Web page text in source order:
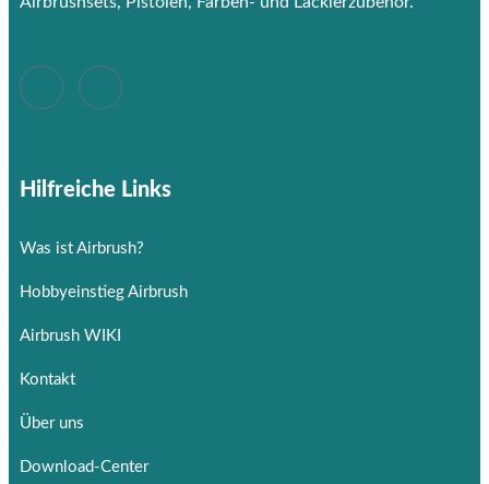
Hilfreiche Links
Was ist Airbrush?
Hobbyeinstieg Airbrush
Airbrush WIKI
Kontakt
Über uns
Download-Center